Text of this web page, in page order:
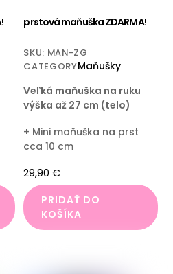
prstová maňuška ZDARMA!
SKU: MAN-ZG
CATEGORYMaňušky
Veľká maňuška na ruku
výška až 27 cm (telo)
+ Mini maňuška na prst
cca 10 cm
29,90€
PRIDAŤ DO
KOŠÍKA